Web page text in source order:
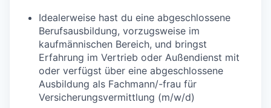
Idealerweise hast du eine abgeschlossene
Berufsausbildung, vorzugsweise im
kaufmännischen Bereich, und bringst
Erfahrung im Vertrieb oder Außendienst mit
oder verfügst über eine abgeschlossene
Ausbildung als Fachmann/-frau für
Versicherungsvermittlung (m/w/d)